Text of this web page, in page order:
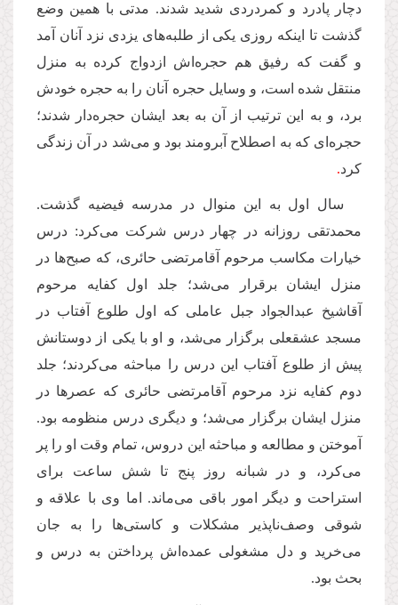
دچار پادرد و كمردردى شدید شدند. مدتى با همین وضع
گذشت تا اینكه روزى یكى از طلبه‌هاى یزدى نزد آنان آمد
و گفت كه رفیق هم حجره‌اش ازدواج كرده به منزل
منتقل شده است، و وسایل حجره آنان را به حجره خودش
برد، و به این ترتیب از آن به بعد ایشان حجره‌دار شدند؛
حجره‌اى كه به اصطلاح آبرومند بود و مى‌شد در آن زندگى
كرد.
سال اول به این منوال در مدرسه فیضیه گذشت.
محمدتقى روزانه در چهار درس شركت مى‌كرد: درس
خیارات مكاسب مرحوم آقامرتضى حائرى، كه صبح‌ها در
منزل ایشان برقرار مى‌شد؛ جلد اول كفایه مرحوم
آقاشیخ عبدالجواد جبل عاملى كه اول طلوع آفتاب در
مسجد عشقعلى برگزار مى‌شد، و او با یكى از دوستانش
پیش از طلوع آفتاب این درس را مباحثه مى‌كردند؛ جلد
دوم كفایه نزد مرحوم آقامرتضى حائرى كه عصرها در
منزل ایشان برگزار مى‌شد؛ و دیگرى درس منظومه بود.
آموختن و مطالعه و مباحثه این دروس، تمام وقت او را پر
مى‌كرد، و در شبانه روز پنج تا شش ساعت براى
استراحت و دیگر امور باقى مى‌ماند. اما وى با علاقه و
شوقى وصف‌ناپذیر مشكلات و كاستى‌ها را به جان
مى‌خرید و دل مشغولى عمده‌اش پرداختن به درس و
بحث بود.